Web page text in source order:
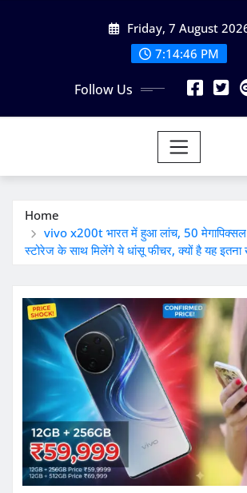
Friday, 7 August
7:14:47 PM
Follow Us
Home
vivo x200t भारत में हुआ लांच, 50
स्टोरेज के साथ मिलेंगे ये धांसू फीचर, क्यों है यह इतना